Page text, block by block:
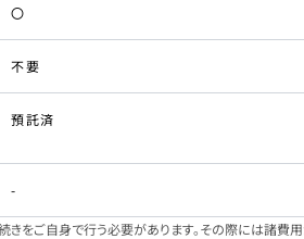
〇
不要
預託済
-
をご自身で行う必要があります。その際には諸費用